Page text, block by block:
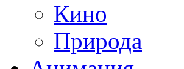
Кино
Природа